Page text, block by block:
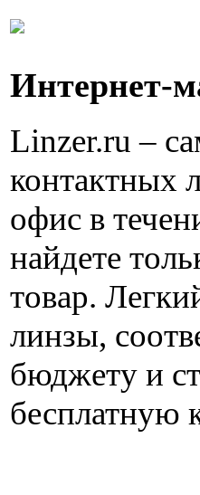
Интернет-
Linzer.ru –
контактных
офис в
найдете
товар.
линзы,
бюджету и
бесплатную